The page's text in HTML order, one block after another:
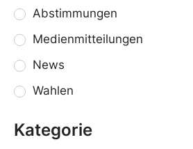
Abstimmungen
Medienmitteilungen
News
Wahlen
Kategorie